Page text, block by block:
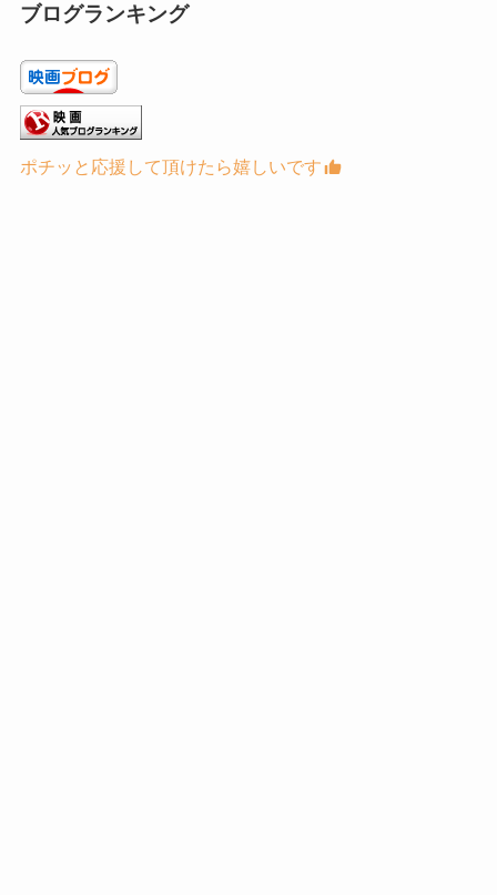
ブログランキング
ポチッと応援して頂けたら嬉しいです